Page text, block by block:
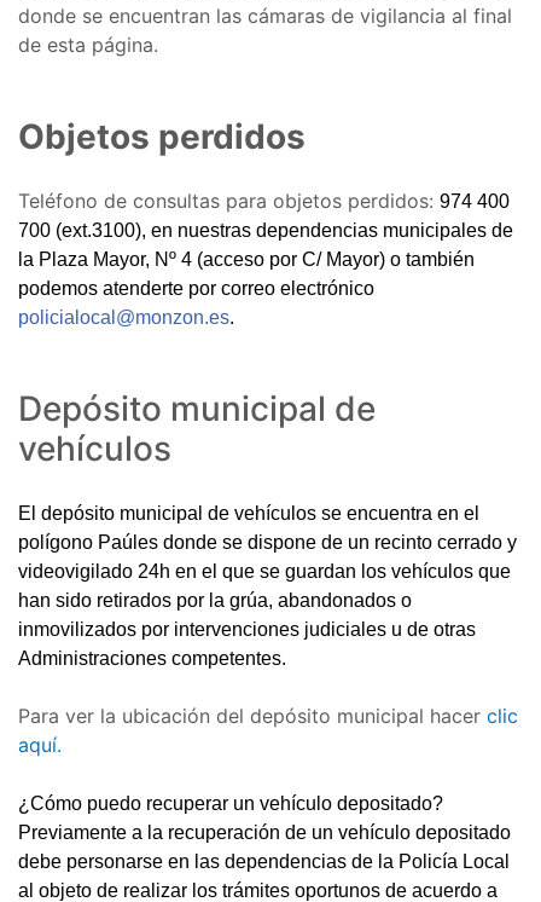
donde se encuentran las cámaras de vigilancia al final
de esta página.
Objetos perdidos
Teléfono de consultas para objetos perdidos: 974 400
700 (ext.3100), en nuestras dependencias municipales de
la Plaza Mayor, Nº 4 (acceso por C/ Mayor) o también
podemos atenderte por correo electrónico
policialocal@monzon.es.
Depósito municipal de
vehículos
El depósito municipal de vehículos se encuentra en el
polígono Paúles donde se dispone de un recinto cerrado y
videovigilado 24h en el que se guardan los vehículos que
han sido retirados por la grúa, abandonados o
inmovilizados por intervenciones judiciales u de otras
Administraciones competentes.
Para ver la ubicación del depósito municipal hacer clic
aquí.
¿Cómo puedo recuperar un vehículo depositado?
Previamente a la recuperación de un vehículo depositado
debe personarse en las dependencias de la Policía Local
al objeto de realizar los trámites oportunos de acuerdo a